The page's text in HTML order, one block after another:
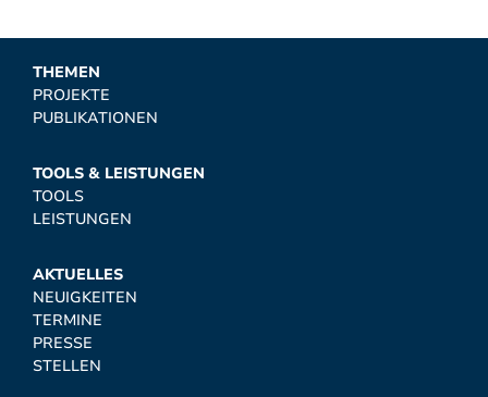
THEMEN
PROJEKTE
PUBLIKATIONEN
TOOLS & LEISTUNGEN
TOOLS
LEISTUNGEN
AKTUELLES
NEUIGKEITEN
TERMINE
PRESSE
STELLEN